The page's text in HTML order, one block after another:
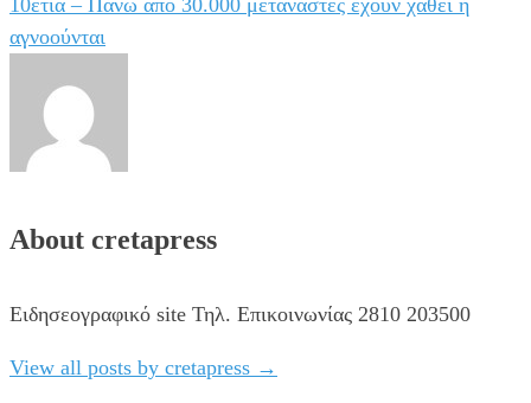
αγνοούνται
About cretapress
Ειδησεογραφικό site Τηλ. Επικοινωνίας 2810 203500
View all posts by cretapress →